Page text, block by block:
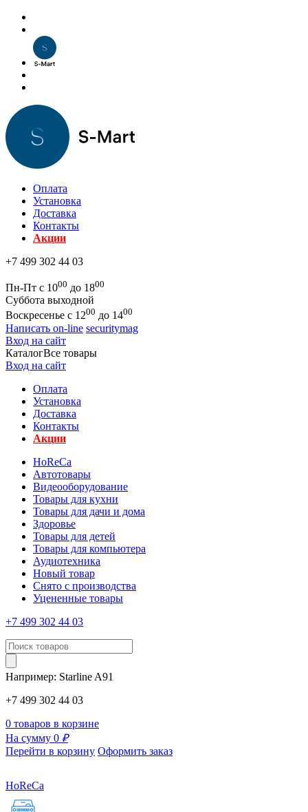
Оплата
Установка
Доставка
Контакты
Акции
+7 499 302 44 03
Пн-Пт с 1000 до 1800
Суббота выходной
Воскресенье с 1200 до 1400
Написать on-line securitymag
Вход на сайт
КаталогВсе товары
Вход на сайт
Оплата
Установка
Доставка
Контакты
Акции
HoReCa
Автотовары
Видеооборудование
Товары для кухни
Товары для дачи и дома
Здоровье
Товары для детей
Товары для компьютера
Аудиотехника
Новый товар
Снято с производства
Уцененные товары
+7 499 302 44 03
Например: Starline A91
+7 499 302 44 03
0 товаров в корзине
На сумму 0 ₽
Перейти в корзину Оформить заказ
HoReCa